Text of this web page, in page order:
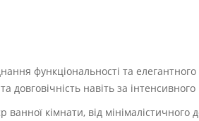
функціональності та
довговічність навіть за
кімнати, від мінімалістичного